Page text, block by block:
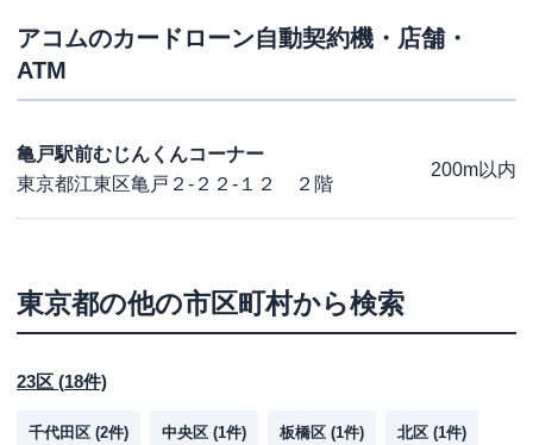
アコムのカードローン自動契約機・店舗・
ATM
亀戸駅前むじんくんコーナー
東京都江東区亀戸２-２２-１２ ２階
200m以内
東京都の他の市区町村から検索
23区 (18件)
千代田区 (2件) 中央区 (1件) 板橋区 (1件) 北区 (1件)